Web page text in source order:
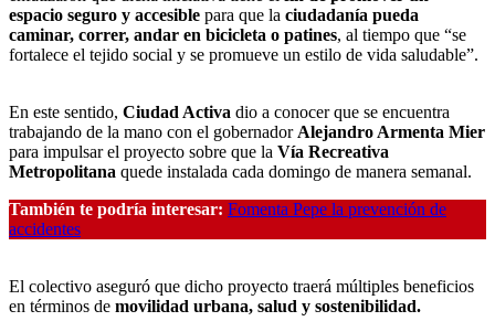
espacio seguro y accesible para que la ciudadanía pueda
caminar, correr, andar en bicicleta o patines, al tiempo que “se
fortalece el tejido social y se promueve un estilo de vida saludable”.
En este sentido, Ciudad Activa dio a conocer que se encuentra
trabajando de la mano con el gobernador Alejandro Armenta Mier
para impulsar el proyecto sobre que la Vía Recreativa
Metropolitana quede instalada cada domingo de manera semanal.
También te podría interesar: Fomenta Pepe la prevención de
accidentes
El colectivo aseguró que dicho proyecto traerá múltiples beneficios
en términos de movilidad urbana, salud y sostenibilidad.